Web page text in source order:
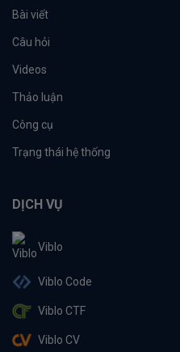
Bài viết
Câu hỏi
Videos
Thảo luận
Công cụ
Trạng thái hệ thống
DỊCH VỤ
Viblo
Viblo Code
Viblo CTF
Viblo CV